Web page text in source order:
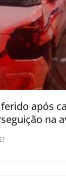
após
na